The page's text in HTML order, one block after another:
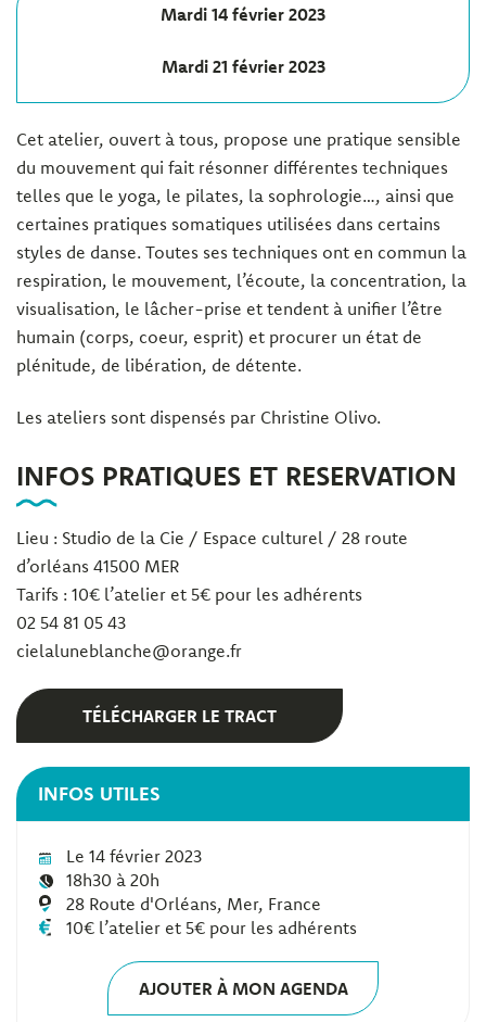
Mardi 14 février 2023
Mardi 21 février 2023
Cet atelier, ouvert à tous, propose une pratique sensible
du mouvement qui fait résonner différentes techniques
telles que le yoga, le pilates, la sophrologie…, ainsi que
certaines pratiques somatiques utilisées dans certains
styles de danse. Toutes ses techniques ont en commun la
respiration, le mouvement, l’écoute, la concentration, la
visualisation, le lâ­cher-prise et tendent à unifier l’être
humain (corps, coeur, es­prit) et procurer un état de
plénitude, de libération, de détente.
Les ateliers sont dispensés par Christine Olivo.
INFOS PRATIQUES ET RESERVATION
Lieu : Studio de la Cie / Espace culturel / 28 route
d’orléans 41500 MER
Tarifs : 10€ l’atelier et 5€ pour les adhérents
02 54 81 05 43
cielaluneblanche@orange.fr
TÉLÉCHARGER LE TRACT
INFOS UTILES
Le 14 février 2023
18h30 à 20h
28 Route d'Orléans, Mer, France
10€ l’atelier et 5€ pour les adhérents
AJOUTER À MON AGENDA